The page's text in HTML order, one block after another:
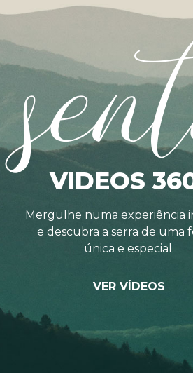
VIDEOS
Mergulhe numa experiência
e descubra a serra de uma
única e especial.
VER VÍDEOS